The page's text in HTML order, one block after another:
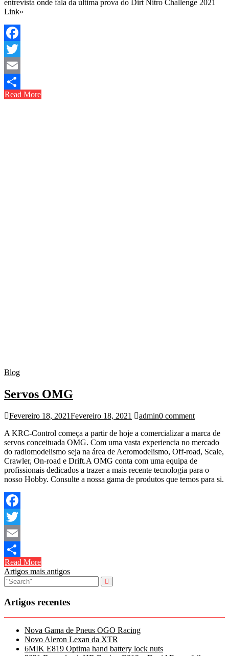
entrevista onde fala da última prova do Dirt Nitro Challenge 2021
Link»
Facebook
Twitter
Email
Share
Read More
Blog
Servos OMG
Fevereiro 18, 2021Fevereiro 18, 2021 admin0 comment
A KRC-Control começa a partir de hoje a comercializar a marca de
servos conceituada OMG. Com uma vasta experiencia no mercado
do radiomodelismo seja na área de Aeromodelismo, Off-road, Scale,
Crawler, On-road e Drift.A OMG conta com uma equipa de
profissionais dedicados a trazer a mais recente tecnologia para o
nosso Hobby. Consulte a nossa gama de produtos que temos para si.
Facebook
Twitter
Email
Share
Read More
Navegação
de
artigos
Artigos mais antigos
Artigos recentes
Nova Gama de Pneus OGO Racing
Novo Aleron Lexan da XTR
6MIK E819 Optima hand battery lock nuts